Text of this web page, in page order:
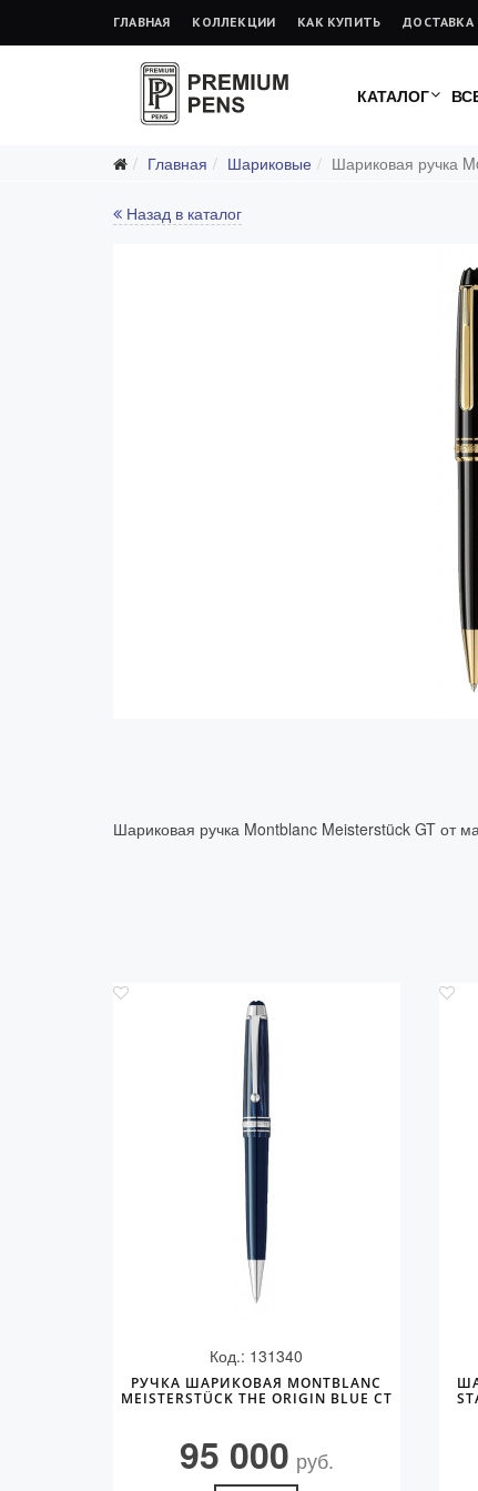
ГЛАВНАЯ КОЛЛЕКЦИИ КАК КУПИТЬ ДОСТАВКА
КАТАЛОГ
Главная Шариковые Шариковая ручка
Назад в каталог
Шариковая ручка Montblanc Meisterstück GT от
Код.: 131340
РУЧКА ШАРИКОВАЯ MONTBLANC
MEISTERSTÜCK THE ORIGIN BLUE CT
95 000 руб.